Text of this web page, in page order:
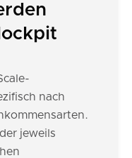
nach
jeweils